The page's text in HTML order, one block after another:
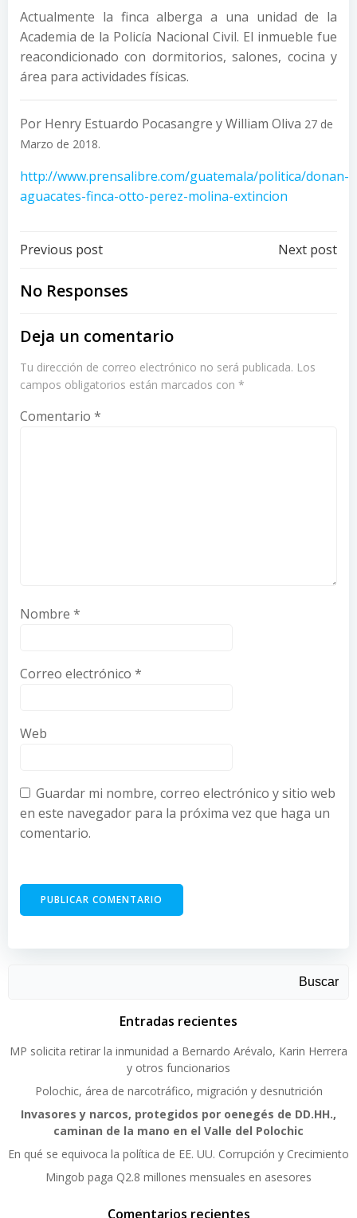
Actualmente la finca alberga a una unidad de la
Academia de la Policía Nacional Civil. El inmueble fue
reacondicionado con dormitorios, salones, cocina y
área para actividades físicas.
Por Henry Estuardo Pocasangre y William Oliva 27 de
Marzo de 2018.
http://www.prensalibre.com/guatemala/politica/donan-
aguacates-finca-otto-perez-molina-extincion
Post
navigation
Previous post Next post
No Responses
Deja un comentario
Tu dirección de correo electrónico no será publicada. Los
campos obligatorios están marcados con *
Comentario *
Nombre *
Correo electrónico *
Web
Guardar mi nombre, correo electrónico y sitio web
en este navegador para la próxima vez que haga un
comentario.
Buscar
Entradas recientes
MP solicita retirar la inmunidad a Bernardo Arévalo, Karin Herrera
y otros funcionarios
Polochic, área de narcotráfico, migración y desnutrición
Invasores y narcos, protegidos por oenegés de DD.HH.,
caminan de la mano en el Valle del Polochic
En qué se equivoca la política de EE. UU. Corrupción y Crecimiento
Mingob paga Q2.8 millones mensuales en asesores
Comentarios recientes